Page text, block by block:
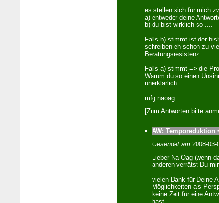
es stellen sich für mich
a) entweder deine
b) du bist wirklich so ....
Falls b) stimmt ist der
schreiben eh schon zu
Beratungsresistenz..
Falls a) stimmt => die
Warum du so einen
unerklärlich.
mfg naoag
[Zum Antworten bitte
AW: Temporeduktion
Gesendet am 2008-
Lieber Na Oag (wenn
anderen verrätst Du
vielen Dank für Deine
Möglichkeiten als
keine Zeit für eine
hast.